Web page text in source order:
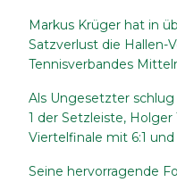
Markus Krüger hat in
Satzverlust die Hallen-
Tennisverbandes
Als Ungesetzter
1 der Setzleiste,
Viertelfinale mit 6:1 und
Seine hervorragende